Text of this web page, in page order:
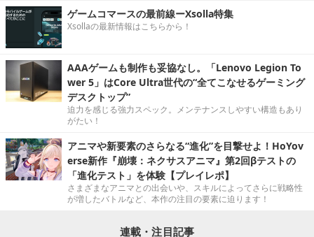
ゲームコマースの最前線ーXsolla特集
Xsollaの最新情報はこちらから！
AAAゲームも制作も妥協なし。「Lenovo Legion To
wer 5」はCore Ultra世代の“全てこなせるゲーミング
デスクトップ”
迫力を感じる強力スペック。メンテナンスしやすい構造もあり
がたい！
アニマや新要素のさらなる“進化”を目撃せよ！HoYov
erse新作『崩壊：ネクサスアニマ』第2回βテストの
「進化テスト」を体験【プレイレポ】
さまざまなアニマとの出会いや、スキルによってさらに戦略性
が増したバトルなど、本作の注目の要素に迫ります！
連載・注目記事